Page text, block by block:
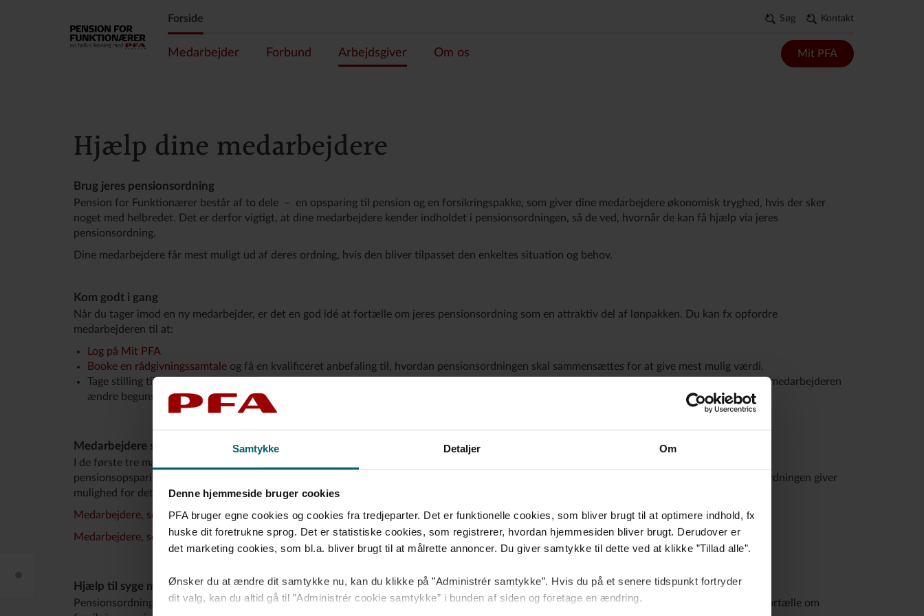
Samtykke Detaljer Om
Denne hjemmeside bruger cookies
PFA bruger egne cookies og cookies fra tredjeparter. Det er funktionelle cookies, som bliver brugt til at optimere indhold, fx
huske dit foretrukne sprog. Det er statistiske cookies, som registrerer, hvordan hjemmesiden bliver brugt. Derudover er
det marketing cookies, som bl.a. bliver brugt til at målrette annoncer. Du giver samtykke til dette ved at klikke ”Tillad alle”.
Ønsker du at ændre dit samtykke nu, kan du klikke på ”Administrér samtykke”. Hvis du på et senere tidspunkt fortryder
dit valg, kan du altid gå til ”Administrér cookie samtykke” i bunden af siden og foretage en ændring.
Forside Søg Kontakt
Medarbejder Forbund Arbejdsgiver Om os Mit PFA
Hjælp dine medarbejdere
Brug jeres pensionsordning
Pension for Funktionærer består af to dele – en opsparing til pension og en forsikringspakke, som giver dine medarbejdere økonomisk tryghed, hvis der sker
noget med helbredet. Det er derfor vigtigt, at dine medarbejdere kender indholdet i pensionsordningen, så de ved, hvornår de kan få hjælp via jeres
pensionsordning.
Dine medarbejdere får mest muligt ud af deres ordning, hvis den bliver tilpasset den enkeltes situation og behov.
Kom godt i gang
Når du tager imod en ny medarbejder, er det en god idé at fortælle om jeres pensionsordning som en attraktiv del af lønpakken. Du kan fx opfordre
medarbejderen til at:
Log på Mit PFA
Booke en rådgivningssamtale og få en kvalificeret anbefaling til, hvordan pensionsordningen skal sammensættes for at give mest mulig værdi.
Tage stilling til, hvem der skal have pengene, hvis medarbejderen dør. Hvis livsforsikring og opsparing ikke skal gå til nærmeste pårørende, skal medarbejderen
ændre begunstigelse på Mit PFA
Medarbejdere som fratræder
I de første tre måneder efter fratrædelsen vil din medarbejders forsikringsdækninger stadig gælde, og prisen for forsikringerne vil blive betalt af
pensionsopsparingen. Herefter kan medarbejderen enten fortsætte indbetalingen, få en indbetalingsfri ordning eller få ordningen udbetalt, hvis ordningen giver
mulighed for dette.
Medarbejdere, som fratræder uden at have et nyt job
Medarbejdere, som får nyt job
Hjælp til syge medarbejdere
Pensionsordningen indeholder flere forsikringer, som tager hånd om dine medarbejdere, når de har allermest brug for det. Du kan hjælpe ved at fortælle om